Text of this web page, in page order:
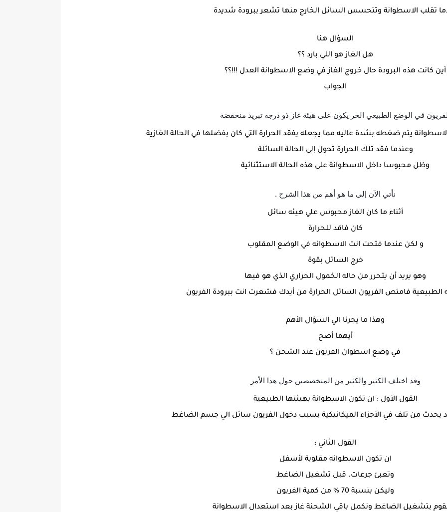
تقلب الاسطوانة وتتحسس السائل الخارج منها تشعر ببرودة شديدة
السؤال هنا
هل الغاز هو اللي بارد ؟؟
أين كانت هذه البرودة حال خروج الغاز في وضع الاسطوانة العدل !!!؟؟
الجواب
في الوضع الطبيعي الحر يكون على هيئة غاز ذو درجة تبريد منخفضة
يتم ضغطه بشدة عاليه مما يجعله يفقد الحرارة التي كان بفضلها في الحالة الغازية
وعندما فقد تلك الحرارة تحول إلى الحالة السائلة
وظل محبوسا داخل الاسطوانة على هذه الحالة الاستثنائية
نأتي الآن إلى ما هو أهم من هذا الشرح .
أثناء ما كان الغاز محبوس علي هيئه سائل
كان فاقد للحرارة
و لكن عندما فتحت انت الاسطوانه في الوضع المقلوب
خرج السائل بقوة
وهو يريد أن يتحرر من حاله الخمول الحراري الذي هو فيها
الطبيعية فامتص الفريون السائل الحرارة من أيدك فشعرت انت ببرودة الفريون
وهذا ما يجرنا الي السؤال الأهم
أيهما أصح
في وضع اسطوان الفريون عند الشحن ؟
وقد اختلف الكثير والكثير من المتخصصين حول هذا الأمر
القول الأول : ان تكون الاسطوانة بهيئتها الطبيعية
يحدث من تلف في الأجزاء الميكانيكية بسبب دخول الفريون سائل الي جسم الضاغط
القول الثاني :
ان تكون الاسطوانه مقلوبة لأسفل
وتعبئ جرعات. قبل تشغيل الضاغط
وليكن بنسبة 70 % من كمية الفريون
بتشغيل الضاغط ونكمل باقي الشحنة غاز بعد استعدال الاسطوانة